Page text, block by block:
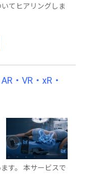
てヒアリングしま
・VR・xR・
す。 本サービスで